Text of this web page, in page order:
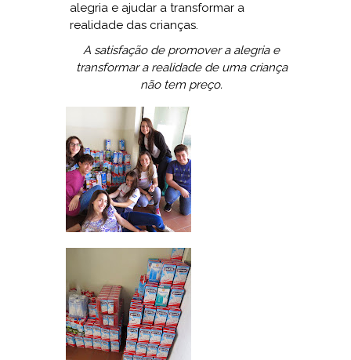
alegria e ajudar a transformar a
realidade das crianças.
A satisfação de promover a alegria e
transformar a realidade de uma criança
não tem preço.